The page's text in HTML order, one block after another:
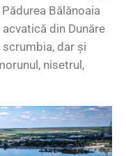
Bălănoaia
din Dunăre
dar şi
nisetrul,